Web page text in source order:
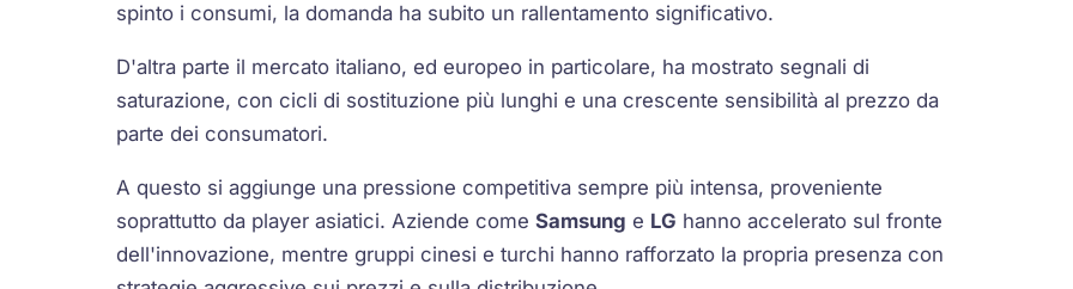
spinto i consumi, la domanda ha subito un rallentamento significativo.
D'altra parte il mercato italiano, ed europeo in particolare, ha mostrato segnali di
saturazione, con cicli di sostituzione più lunghi e una crescente sensibilità al prezzo da
parte dei consumatori.
A questo si aggiunge una pressione competitiva sempre più intensa, proveniente
soprattutto da player asiatici. Aziende comeSamsung e LG hanno accelerato sul fronte
dell'innovazione, mentre gruppi cinesi e turchi hanno rafforzato la propria presenza con